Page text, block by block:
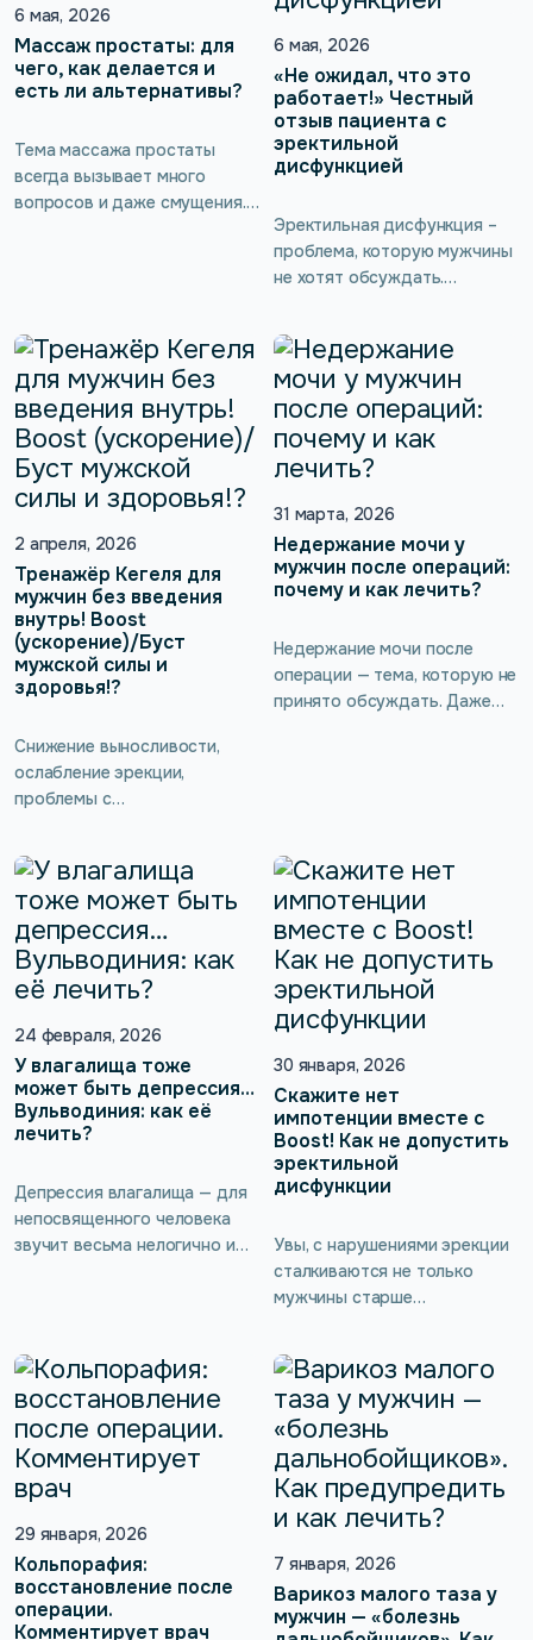
современных тренажёров
Кегеля. Такие тренировки
помогают укрепить и
вернуть силы мышцам
мочеиспускание, вернуть
сексуальное […]
6 мая, 2026
Массаж простаты: для
чего, как делается и
есть ли альтернативы?
Тема массажа простаты
всегда вызывает много
вопросов и даже смущения.
кровообращение, повысить
потенцию и предотвратить
неприятные заболевания. Но
не всем комфортно
обращаться за такой
процедурой к врачу, да и
самостоятельное
выполнение может быть
неудобным.
6 мая, 2026
«Не ожидал, что это
работает!» Честный
отзыв пациента с
эректильной
дисфункцией
Эректильная дисфункция –
проблема, которую мужчины
не хотят обсуждать.
распространенности не
знает никто. Для мужчины,
хоть старше 50 лет, хоть
моложе, это –
исключительно болезненная
тема! И даже если он
андролога, советы
врача нередко могут
игнорироваться, например,
когда назначается
импотенции. Реально ли
победить это состояние в
домашних условиях? При чём
2 апреля, 2026
Тренажёр Кегеля для
мужчин без введения
внутрь! Boost
(ускорение)/Буст
мужской силы и
здоровья!?
Снижение выносливости,
ослабление эрекции,
проблемы с
происходят внезапно. Чаще
всего это постепенный
сигнал о том, что организму
нужна поддержка. И одна из
причин может быть совсем
не там, где её обычно ищут.
Да, у мужчин они тоже есть
— и они участвуют в
поддержании эрекции,
семяизвержении, работе
простаты […]
31 марта, 2026
Недержание мочи у
мужчин после операций:
почему и как лечить?
Недержание мочи после
операции — тема, которую не
принято обсуждать. Даже
Нередко с этим
сталкиваются мужчины
после операций на
предстательной железе,
мочевом пузыре или других
органах малого таза.
Разберёмся, почему
возникает недержание после
операций, какие […]
24 февраля, 2026
У влагалища тоже
может быть депрессия…
Вульводиния: как её
лечить?
Депрессия влагалища — для
непосвященного человека
звучит весьма нелогично и
признано официальной
медициной, которая
использует для него такое
определение, как
вульводиния. В статье
рассказываем, о какой
депрессии идёт речь и как
она проявляется.
30 января, 2026
Скажите нет
импотенции вместе с
Boost! Как не допустить
эректильной
дисфункции
Увы, с нарушениями эрекции
сталкиваются не только
мужчины старше
мужская беда может
нагрянуть даже к
относительно молодому
человеку. Если ослаблены
мышцы тазового дна,
импотенция проявляется так
или иначе, и здесь без
профессиональных советов
врача и правильного лечения
не справиться. Сейчас
урологи, андрологи и
29 января, 2026
Кольпорафия:
восстановление после
операции.
Комментирует врач
7 января, 2026
Варикоз малого таза у
мужчин — «болезнь